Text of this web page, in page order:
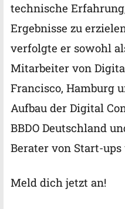
technische
Ergebnisse zu
verfolgte er sowohl
Mitarbeiter von
Francisco, Hamburg
Aufbau der Digital
BBDO Deutschland
Berater von Start-
Meld dich jetzt an!